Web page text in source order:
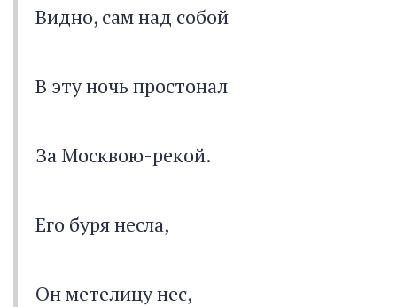
Видно, сам над собой
В эту ночь простонал
За Москвою-рекой.
Его буря несла,
Он метелицу нес, —